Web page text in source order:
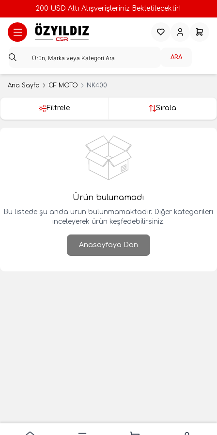
200 USD Altı Alışverişleriniz Bekletilecektir!
ARA
FavorilerimHesabım
Ana Sayfa CF MOTO NK400
Filtrele Sırala
Ürün bulunamadı
Bu listede şu anda ürün bulunmamaktadır. Diğer kategorileri
inceleyerek ürün keşfedebilirsiniz.
Anasayfaya Dön